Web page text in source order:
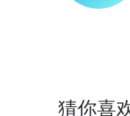
猜你喜